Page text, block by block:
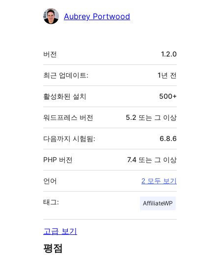
Aubrey Portwood
기
초
버전 1.2.0
최근 업데이트: 1년 전
활성화된 설치 500+
워드프레스 버전 5.2 또는 그 이상
다음까지 시험됨: 6.8.6
PHP 버전 7.4 또는 그 이상
언어 2 모두 보기
태그: AffiliateWP
고급 보기
평점